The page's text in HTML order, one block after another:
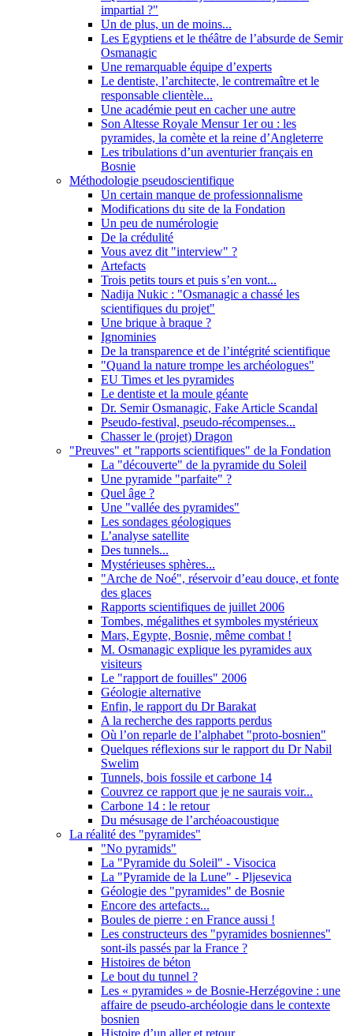
impartial ?"
Un de plus, un de moins...
Les Egyptiens et le théâtre de l’absurde de Semir
Osmanagic
Une remarquable équipe d’experts
Le dentiste, l’architecte, le contremaître et le
responsable clientèle...
Une académie peut en cacher une autre
Son Altesse Royale Mensur 1er ou : les
pyramides, la comète et la reine d’Angleterre
Les tribulations d’un aventurier français en
Bosnie
Méthodologie pseudoscientifique
Un certain manque de professionnalisme
Modifications du site de la Fondation
Un peu de numérologie
De la crédulité
Vous avez dit "interview" ?
Artefacts
Trois petits tours et puis s’en vont...
Nadija Nukic : "Osmanagic a chassé les
scientifiques du projet"
Une brique à braque ?
Ignominies
De la transparence et de l’intégrité scientifique
"Quand la nature trompe les archéologues"
EU Times et les pyramides
Le dentiste et la moule géante
Dr. Semir Osmanagic, Fake Article Scandal
Pseudo-festival, pseudo-récompenses...
Chasser le (projet) Dragon
"Preuves" et "rapports scientifiques" de la Fondation
La "découverte" de la pyramide du Soleil
Une pyramide "parfaite" ?
Quel âge ?
Une "vallée des pyramides"
Les sondages géologiques
L’analyse satellite
Des tunnels...
Mystérieuses sphères...
"Arche de Noé", réservoir d’eau douce, et fonte
des glaces
Rapports scientifiques de juillet 2006
Tombes, mégalithes et symboles mystérieux
Mars, Egypte, Bosnie, même combat !
M. Osmanagic explique les pyramides aux
visiteurs
Le "rapport de fouilles" 2006
Géologie alternative
Enfin, le rapport du Dr Barakat
A la recherche des rapports perdus
Où l’on reparle de l’alphabet "proto-bosnien"
Quelques réflexions sur le rapport du Dr Nabil
Swelim
Tunnels, bois fossile et carbone 14
Couvrez ce rapport que je ne saurais voir...
Carbone 14 : le retour
Du mésusage de l’archéoacoustique
La réalité des "pyramides"
"No pyramids"
La "Pyramide du Soleil" - Visocica
La "Pyramide de la Lune" - Pljesevica
Géologie des "pyramides" de Bosnie
Encore des artefacts...
Boules de pierre : en France aussi !
Les constructeurs des "pyramides bosniennes"
sont-ils passés par la France ?
Histoires de béton
Le bout du tunnel ?
Les « pyramides » de Bosnie-Herzégovine : une
affaire de pseudo-archéologie dans le contexte
bosnien
Histoire d’un aller et retour